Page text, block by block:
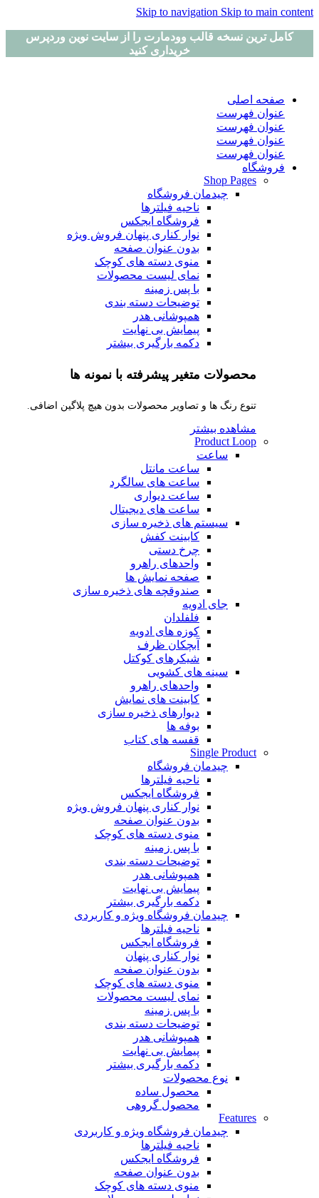
Skip to navigation Skip to main content
کامل ترین نسخه قالب وودمارت را از سایت نوین وردپرس
خریداری کنید
صفحه اصلی
عنوان فهرست
عنوان فهرست
عنوان فهرست
عنوان فهرست
فروشگاه
Shop Pages
چیدمان فروشگاه
ناحیه فیلترها
فروشگاه ایجکس
نوار کناری پنهان فروش ویژه
بدون عنوان صفحه
منوی دسته های کوچک
نمای لیست محصولات
با پس زمینه
توضیحات دسته بندی
همپوشانی هدر
پیمایش بی نهایت
دکمه بارگیری بیشتر
محصولات متغیر پیشرفته با نمونه ها
تنوع رنگ ها و تصاویر محصولات بدون هیچ پلاگین اضافی.
مشاهده بیشتر
Product Loop
ساعت
ساعت مانتل
ساعت های سالگرد
ساعت دیواری
ساعت های دیجیتال
سیستم های ذخیره سازی
کابینت کفش
چرخ دستی
واحدهای راهرو
صفحه نمایش ها
صندوقچه های ذخیره سازی
جای ادویه
فلفلدان
کوزه های ادویه
آبچکان ظرف
شیکرهای کوکتل
سینه های کشویی
واحدهای راهرو
کابینت های نمایش
دیوارهای ذخیره سازی
بوفه ها
قفسه های کتاب
Single Product
چیدمان فروشگاه
ناحیه فیلترها
فروشگاه ایجکس
نوار کناری پنهان فروش ویژه
بدون عنوان صفحه
منوی دسته های کوچک
با پس زمینه
توضیحات دسته بندی
همپوشانی هدر
پیمایش بی نهایت
دکمه بارگیری بیشتر
چیدمان فروشگاه ویژه و کاربردی
ناحیه فیلترها
فروشگاه ایجکس
نوار کناری پنهان
بدون عنوان صفحه
منوی دسته های کوچک
نمای لیست محصولات
با پس زمینه
توضیحات دسته بندی
همپوشانی هدر
پیمایش بی نهایت
دکمه بارگیری بیشتر
نوع محصولات
محصول ساده
محصول گروهی
Features
چیدمان فروشگاه ویژه و کاربردی
ناحیه فیلترها
فروشگاه ایجکس
بدون عنوان صفحه
منوی دسته های کوچک